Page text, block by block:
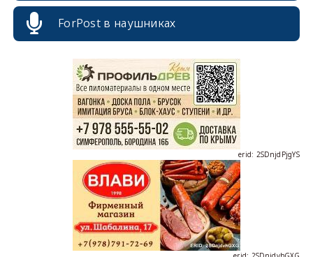
ForPost в наушниках
erid: 2SDnjdPjgYS
erid: 2SDnjdvhGXG